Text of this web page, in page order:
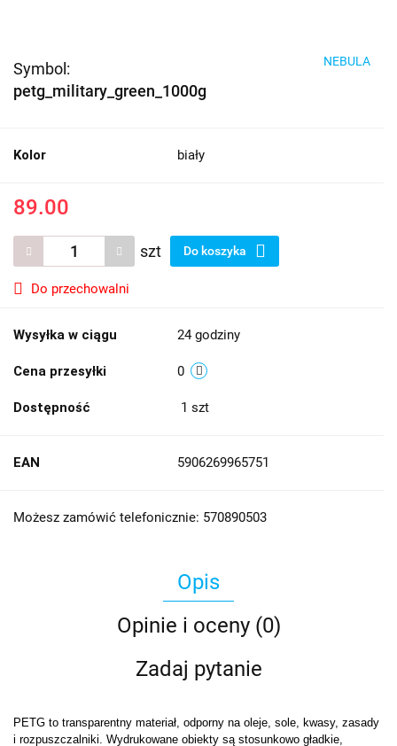
Symbol:
petg_military_green_1000g
NEBULA
Kolor biały
89.00
szt Do koszyka
Do przechowalni
Wysyłka w ciągu 24 godziny
Cena przesyłki 0
Dostępność 1 szt
EAN 5906269965751
Możesz zamówić telefonicznie: 570890503
Opis
Opinie i oceny (0)
Zadaj pytanie
PETG to transparentny materiał, odporny na oleje, sole, kwasy, zasady
i rozpuszczalniki. Wydrukowane obiekty są stosunkowo gładkie,